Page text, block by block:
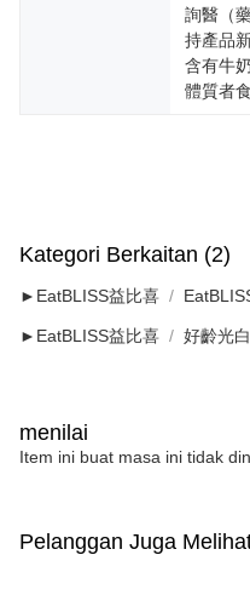
詢醫（
持產品
含有牛
體質者
Kategori Berkaitan (2)
►EatBLISS益比喜
►EatBLISS益比喜 好齡光
menilai
Item ini buat masa ini tidak
Pelanggan Juga